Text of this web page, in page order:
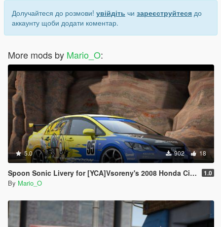
Долучайтеся до розмови! увійдіть чи зареєструйтеся до
аккаунту щоби додати коментар.
More mods by Mario_O:
5.0 902 18
Spoon Sonic Livery for [YCA]Vsoreny's 2008 Honda Civic Type-R (FD2) [8K/6K/4K] 1.0
By Mario_O